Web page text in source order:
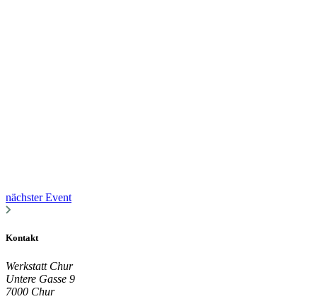
nächster Event
Kontakt
Werkstatt Chur
Untere Gasse 9
7000 Chur